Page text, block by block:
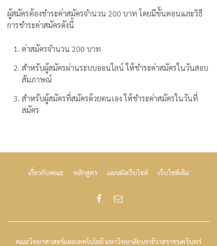
ผู้สมัครต้องชำระค่าสมัครจำนวน 200 บาท โดยมีขั้นตอนและวิธี
การชำระค่าสมัครดังนี้
ค่าสมัครจำนวน 200 บาท
สำหรับผู้สมัครผ่านระบบออนไลน์ ให้ชำระค่าสมัครในวันสอบ
สัมภาษณ์
สำหรับผู้สมัครที่สมัครด้วยตนเอง ให้ชำระค่าสมัครในวันที่
สมัคร
เกี่ยวกับคณะ หลักสูตร แผนผังเว็บไซต์ เว็บไซต์เดิม
คณะวิทยาศาสตร์และเทคโนโลยี มหาวิทยาลัยนราธิวาสราชนครินทร์